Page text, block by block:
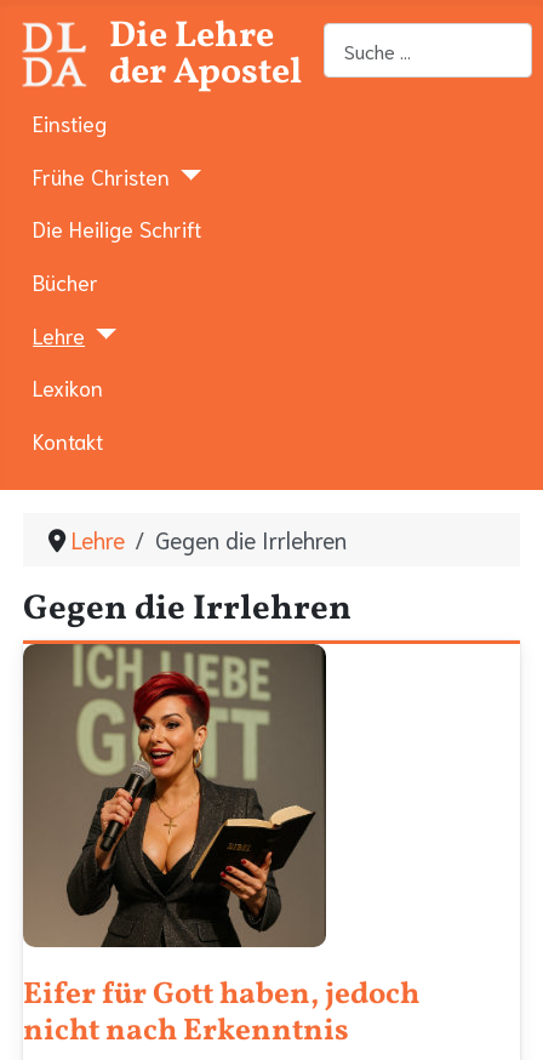
Die Lehre
der Apostel
Suchen
Einstieg
Frühe Christen
Die Heilige Schrift
Bücher
Lehre
Lexikon
Kontakt
Lehre Gegen die Irrlehren
Gegen die Irrlehren
Eifer für Gott haben, jedoch
nicht nach Erkenntnis